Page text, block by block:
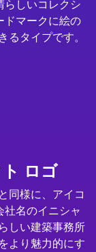
らしいコレクシ
ドマークに絵の
るタイプです。
ロゴ
同様に、アイコ
社名のイニシャ
しい建築事務所
より魅力的にす